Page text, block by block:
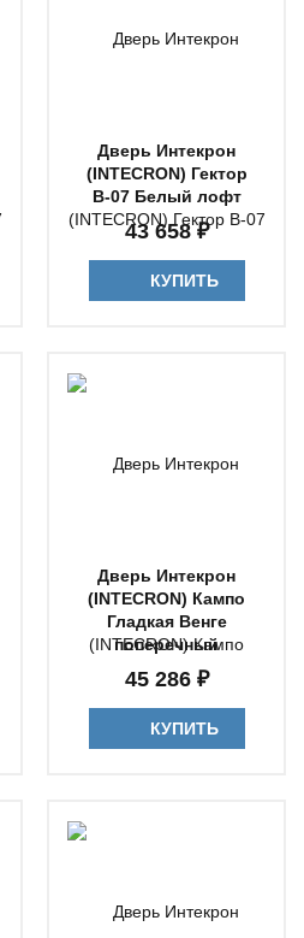
Дверь Интекрон
(INTECRON) Гектор
В-07 Белый лофт
43 658 ₽
КУПИТЬ
Дверь Интекрон
(INTECRON) Кампо
Гладкая Венге
поперечный
45 286 ₽
КУПИТЬ